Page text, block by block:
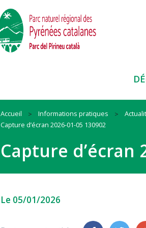
Faune et Flore
Itinéraires et sites
Pratiques sportives
naturels
Mobilité
Animation
Cadre de vie
Biodiversité
#QueLaMontagneEstBelle !
Accueil Informations pratiques
Capture d’écran 2026-01-05 130902
Capture d’écran
Le 05/01/2026